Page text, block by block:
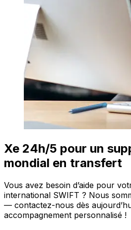
Xe 24h/5 pour un
mondial en transfert
Vous avez besoin d’aide pour
international SWIFT ? Nous
— contactez-nous dès
accompagnement personnalisé !